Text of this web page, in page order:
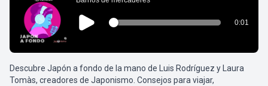
Descubre Japón a fondo de la mano de Luis Rodríguez y Laura
Tomàs, creadores de Japonismo. Consejos para viajar,